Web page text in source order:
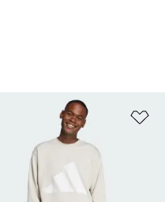
a la lista de deseos